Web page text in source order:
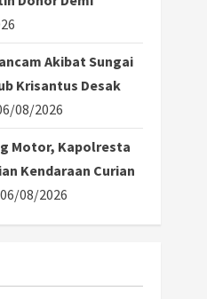
Akibat Sungai
Krisantus Desak
08/2026
Motor, Kapolresta
Kendaraan Curian
06/08/2026